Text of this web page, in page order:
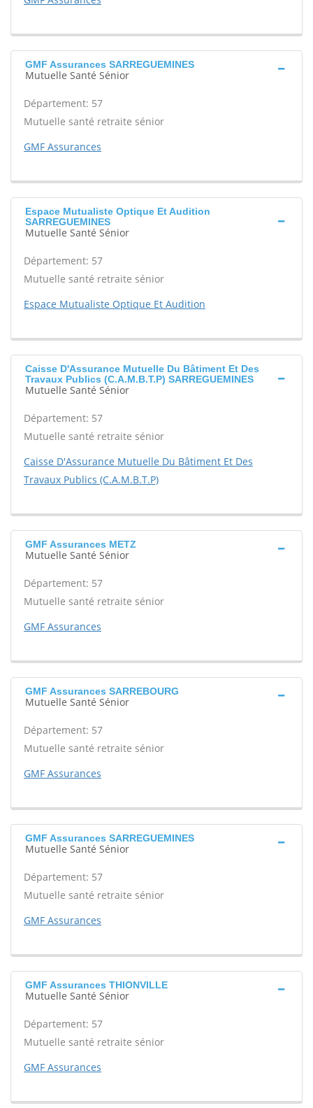
GMF Assurances SARREGUEMINES
Mutuelle Santé Sénior
Département: 57
Mutuelle santé retraite sénior
GMF Assurances
Espace Mutualiste Optique Et Audition
SARREGUEMINES
Mutuelle Santé Sénior
Département: 57
Mutuelle santé retraite sénior
Espace Mutualiste Optique Et Audition
Caisse D'Assurance Mutuelle Du Bâtiment Et Des
Travaux Publics (C.A.M.B.T.P) SARREGUEMINES
Mutuelle Santé Sénior
Département: 57
Mutuelle santé retraite sénior
Caisse D'Assurance Mutuelle Du Bâtiment Et Des
Travaux Publics (C.A.M.B.T.P)
GMF Assurances METZ
Mutuelle Santé Sénior
Département: 57
Mutuelle santé retraite sénior
GMF Assurances
GMF Assurances SARREBOURG
Mutuelle Santé Sénior
Département: 57
Mutuelle santé retraite sénior
GMF Assurances
GMF Assurances SARREGUEMINES
Mutuelle Santé Sénior
Département: 57
Mutuelle santé retraite sénior
GMF Assurances
GMF Assurances THIONVILLE
Mutuelle Santé Sénior
Département: 57
Mutuelle santé retraite sénior
GMF Assurances